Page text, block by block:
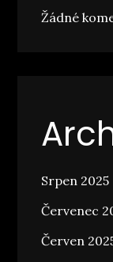
Žádné
Srpen 2025
Červenec
Červen